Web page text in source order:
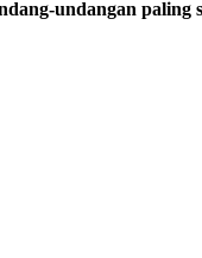
undangan paling